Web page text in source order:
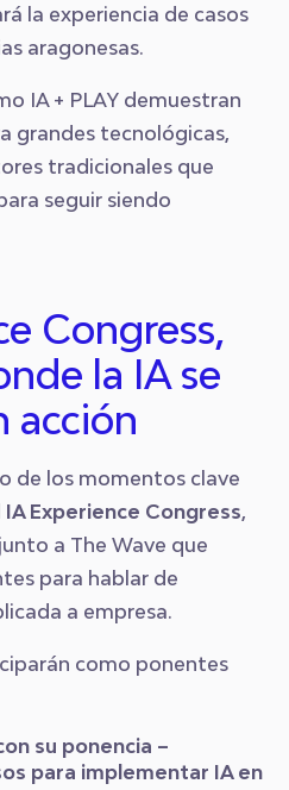
la experiencia de casos
aragonesas.
IA + PLAY demuestran
grandes tecnológicas,
tradicionales que
seguir siendo
Congress,
la IA se
acción
de los momentos clave
IA Experience Congress,
a The Wave que
para hablar de
a empresa.
como ponentes
su ponencia –
para implementar IA en